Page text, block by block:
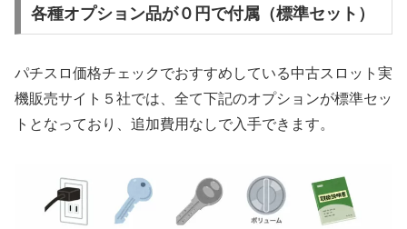
各種オプション品が０円で付属（標準セット）
パチスロ価格チェックでおすすめしている中古スロット実
機販売サイト５社では、全て下記のオプションが標準セッ
トとなっており、追加費用なしで入手できます。